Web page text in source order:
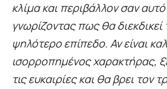
κλίμα και περιβάλλον σαν
γνωρίζοντας πως θα διεκδικεί
ψηλότερο επίπεδο. Αν είναι
ισορροπημένος χαρακτήρας,
τις ευκαιρίες και θα βρει τον